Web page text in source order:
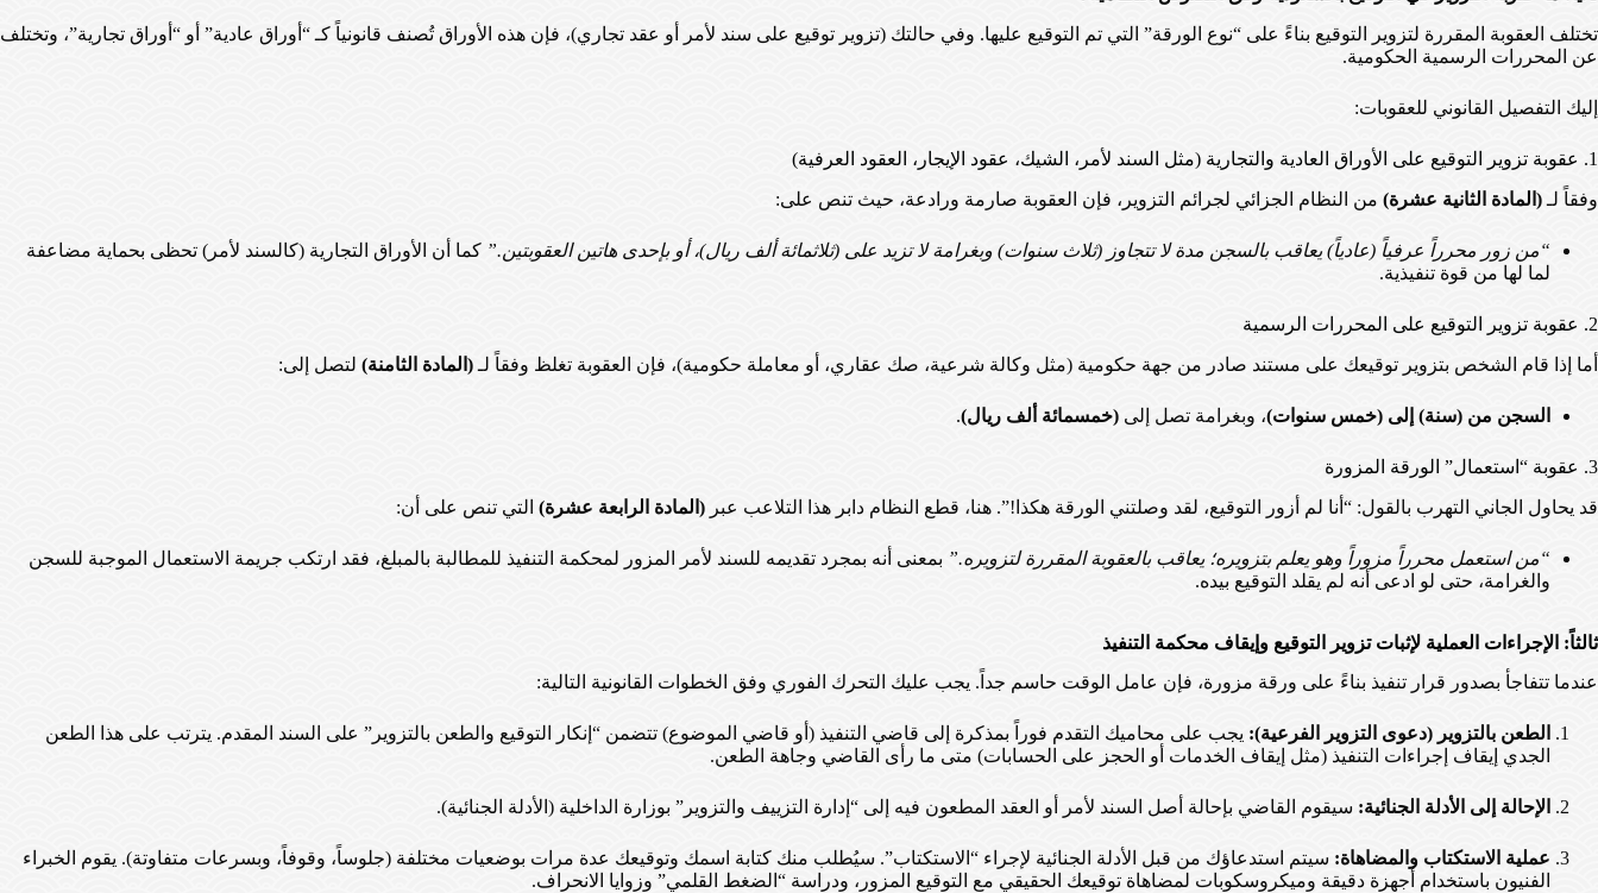
تختلف العقوبة المقررة لتزوير التوقيع بناءً على “نوع الورقة” التي تم التوقيع عليها. وفي حالتك (تزوير توقيع على سند لأمر أو عقد تجاري)، فإن هذه الأوراق تُصنف قانونياً كـ “أوراق عادية” أو “أوراق تجارية”، وتختلف
عن المحررات الرسمية الحكومية.
إليك التفصيل القانوني للعقوبات:
1. عقوبة تزوير التوقيع على الأوراق العادية والتجارية (مثل السند لأمر، الشيك، عقود الإيجار، العقود العرفية)
وفقاً لـ (المادة الثانية عشرة) من النظام الجزائي لجرائم التزوير، فإن العقوبة صارمة ورادعة، حيث تنص على:
“من زور محرراً عرفياً (عادياً) يعاقب بالسجن مدة لا تتجاوز (ثلاث سنوات) وبغرامة لا تزيد على (ثلاثمائة ألف ريال)، أو بإحدى هاتين العقوبتين.” كما أن الأوراق التجارية (كالسند لأمر) تحظى بحماية مضاعفة
لما لها من قوة تنفيذية.
2. عقوبة تزوير التوقيع على المحررات الرسمية
أما إذا قام الشخص بتزوير توقيعك على مستند صادر من جهة حكومية (مثل وكالة شرعية، صك عقاري، أو معاملة حكومية)، فإن العقوبة تغلظ وفقاً لـ (المادة الثامنة) لتصل إلى:
السجن من (سنة) إلى (خمس سنوات)، وبغرامة تصل إلى (خمسمائة ألف ريال).
3. عقوبة “استعمال” الورقة المزورة
قد يحاول الجاني التهرب بالقول: “أنا لم أزور التوقيع، لقد وصلتني الورقة هكذا!”. هنا، قطع النظام دابر هذا التلاعب عبر (المادة الرابعة عشرة) التي تنص على أن:
“من استعمل محرراً مزوراً وهو يعلم بتزويره؛ يعاقب بالعقوبة المقررة لتزويره.” بمعنى أنه بمجرد تقديمه للسند لأمر المزور لمحكمة التنفيذ للمطالبة بالمبلغ، فقد ارتكب جريمة الاستعمال الموجبة للسجن
والغرامة، حتى لو ادعى أنه لم يقلد التوقيع بيده.
ثالثاً: الإجراءات العملية لإثبات تزوير التوقيع وإيقاف محكمة التنفيذ
عندما تتفاجأ بصدور قرار تنفيذ بناءً على ورقة مزورة، فإن عامل الوقت حاسم جداً. يجب عليك التحرك الفوري وفق الخطوات القانونية التالية:
الطعن بالتزوير (دعوى التزوير الفرعية): يجب على محاميك التقدم فوراً بمذكرة إلى قاضي التنفيذ (أو قاضي الموضوع) تتضمن “إنكار التوقيع والطعن بالتزوير” على السند المقدم. يترتب على هذا الطعن
الجدي إيقاف إجراءات التنفيذ (مثل إيقاف الخدمات أو الحجز على الحسابات) متى ما رأى القاضي وجاهة الطعن.
الإحالة إلى الأدلة الجنائية: سيقوم القاضي بإحالة أصل السند لأمر أو العقد المطعون فيه إلى “إدارة التزييف والتزوير” بوزارة الداخلية (الأدلة الجنائية).
عملية الاستكتاب والمضاهاة: سيتم استدعاؤك من قبل الأدلة الجنائية لإجراء “الاستكتاب”. سيُطلب منك كتابة اسمك وتوقيعك عدة مرات بوضعيات مختلفة (جلوساً، وقوفاً، وبسرعات متفاوتة). يقوم الخبراء
الفنيون باستخدام أجهزة دقيقة وميكروسكوبات لمضاهاة توقيعك الحقيقي مع التوقيع المزور، ودراسة “الضغط القلمي” وزوايا الانحراف.